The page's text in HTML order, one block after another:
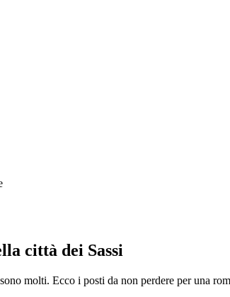
città dei Sassi
molti. Ecco i posti da non perdere per una